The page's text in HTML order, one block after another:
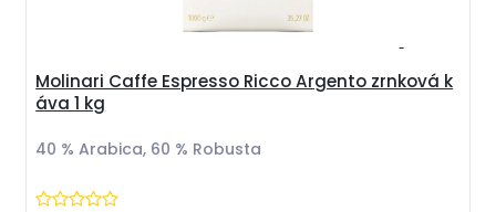
Molinari Caffe Espresso Ricco Argento zrnková k
áva 1 kg
40 % Arabica, 60 % Robusta